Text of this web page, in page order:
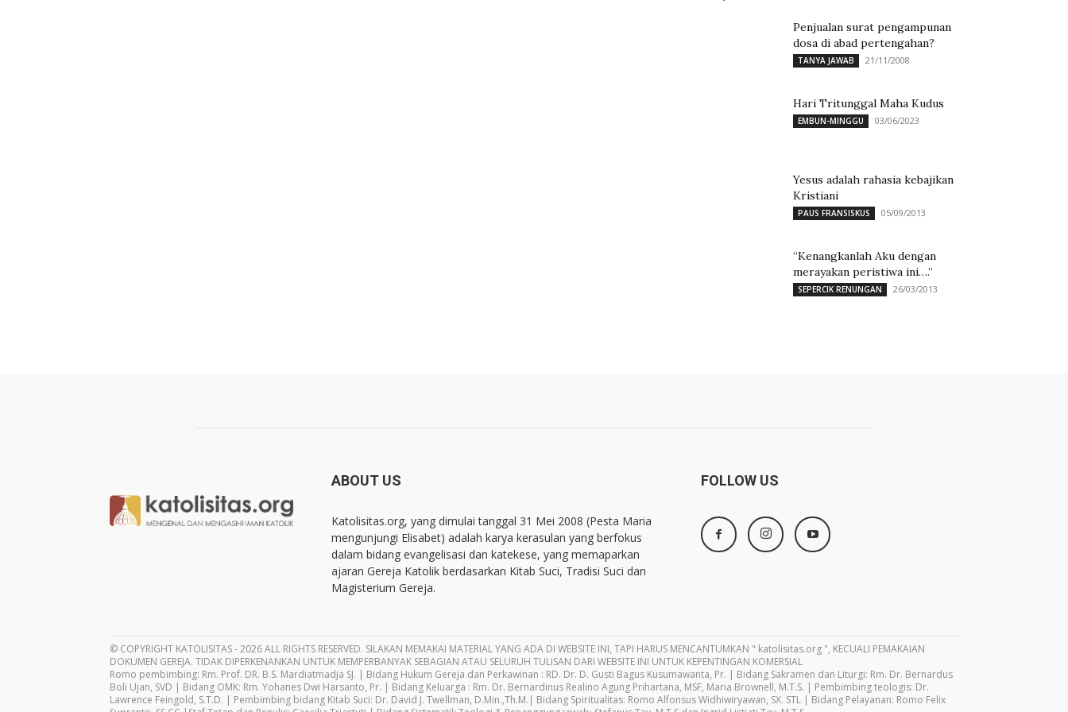
Penjualan surat pengampunan
dosa di abad pertengahan?
TANYA JAWAB 21/11/2008
Hari Tritunggal Maha Kudus
EMBUN-MINGGU 03/06/2023
Yesus adalah rahasia kebajikan
Kristiani
PAUS FRANSISKUS 05/09/2013
“Kenangkanlah Aku dengan
merayakan peristiwa ini….”
SEPERCIK RENUNGAN 26/03/2013
ABOUT US
Katolisitas.org, yang dimulai tanggal 31 Mei 2008 (Pesta Maria
mengunjungi Elisabet) adalah karya kerasulan yang berfokus
dalam bidang evangelisasi dan katekese, yang memaparkan
ajaran Gereja Katolik berdasarkan Kitab Suci, Tradisi Suci dan
Magisterium Gereja.
FOLLOW US
© COPYRIGHT KATOLISITAS - 2026 ALL RIGHTS RESERVED. SILAKAN MEMAKAI MATERIAL YANG ADA DI WEBSITE INI, TAPI HARUS MENCANTUMKAN " katolisitas.org ", KECUALI PEMAKAIAN
DOKUMEN GEREJA. TIDAK DIPERKENANKAN UNTUK MEMPERBANYAK SEBAGIAN ATAU SELURUH TULISAN DARI WEBSITE INI UNTUK KEPENTINGAN KOMERSIAL
Romo pembimbing: Rm. Prof. DR. B.S. Mardiatmadja SJ. | Bidang Hukum Gereja dan Perkawinan : RD. Dr. D. Gusti Bagus Kusumawanta, Pr. | Bidang Sakramen dan Liturgi: Rm. Dr. Bernardus
Boli Ujan, SVD | Bidang OMK: Rm. Yohanes Dwi Harsanto, Pr. | Bidang Keluarga : Rm. Dr. Bernardinus Realino Agung Prihartana, MSF, Maria Brownell, M.T.S. | Pembimbing teologis: Dr.
Lawrence Feingold, S.T.D. | Pembimbing bidang Kitab Suci: Dr. David J. Twellman, D.Min.,Th.M.| Bidang Spiritualitas: Romo Alfonsus Widhiwiryawan, SX. STL | Bidang Pelayanan: Romo Felix